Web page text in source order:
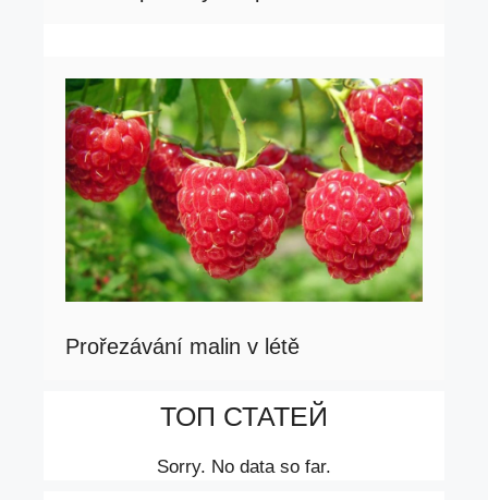
Prořezávání malin v létě
ТОП СТАТЕЙ
Sorry. No data so far.